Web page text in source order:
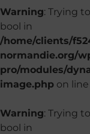
Warning: Trying
bool in
/home/clients/
normandie.org/
pro/modules/
image.php on line
Warning: Trying
bool in